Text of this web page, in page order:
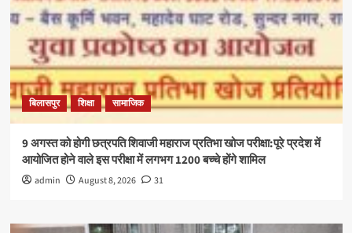
बिलासपुर शिक्षा सामाजिक
9 अगस्त को होगी छत्रपति शिवाजी महाराज प्रतिभा खोज परीक्षा:पूरे प्रदेश में
आयोजित होने वाले इस परीक्षा में लगभग 1200 बच्चे होंगे शामिल
admin August 8, 2026 31